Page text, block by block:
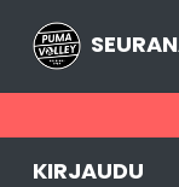
KIRJAUDU